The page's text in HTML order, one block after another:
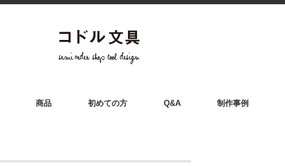
商品 初めての方 Q&A 制作事例